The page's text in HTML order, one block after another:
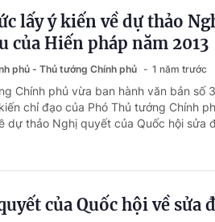
lấy ý kiến về dự thảo
của Hiến pháp năm 2013
phủ - Thủ tướng Chính phủ 1 năm trước
Chính phủ vừa ban hành văn bản số
chỉ đạo của Phó Thủ tướng Chính
dự thảo Nghị quyết của Quốc hội sửa
của Quốc hội về sửa